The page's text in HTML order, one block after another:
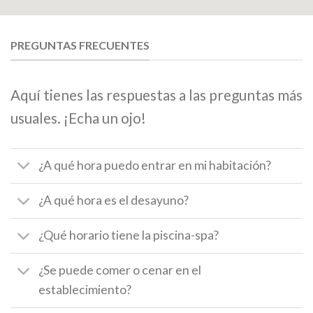
PREGUNTAS FRECUENTES
Aquí tienes las respuestas a las preguntas más
usuales. ¡Echa un ojo!
¿A qué hora puedo entrar en mi habitación?
¿A qué hora es el desayuno?
¿Qué horario tiene la piscina-spa?
¿Se puede comer o cenar en el
establecimiento?